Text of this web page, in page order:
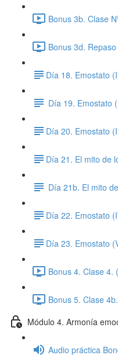
Bonus 3b. Clase
Bonus 3d.
​Día 18. Emostato
Día 19. Emostato
​Día 20. Emostato
​Día 21. El mito de
Día 21b. El mito
​Día 22. Emostato
​Día 23. Emostato
Bonus 4. Clase 4.
Bonus 5. Clase
Módulo 4. Armonía
Audio práctica